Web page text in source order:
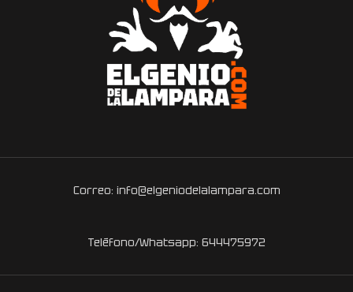
Correo: info@elgeniodelalampara.com
Teléfono/Whatsapp: 644475972